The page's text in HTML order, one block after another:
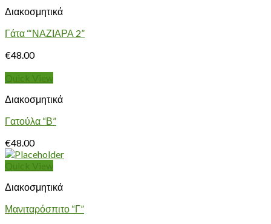
Διακοσμητικά
Γάτα “‘ΝΑΖΙΑΡΑ 2”
€48.00
Quick View
Διακοσμητικά
Γατούλα “Β”
€48.00
Quick View
Διακοσμητικά
Μανιταρόσπιτο “Γ”